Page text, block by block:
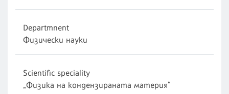
Departmnent
Физически науки
Scientific speciality
„Физика на кондензираната материя“